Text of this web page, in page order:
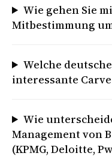
Wie gehen Sie
Mitbestimmung
Welche
interessante
Wie
Management von
(KPMG, Deloitte,